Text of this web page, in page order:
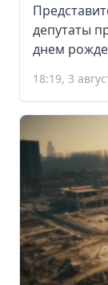
депутаты
днем
18:19, 3